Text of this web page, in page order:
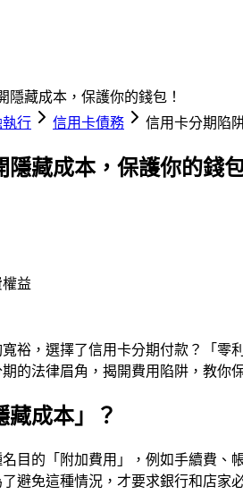
隱藏成本，保護你的錢包！
行 信用卡債務 信用卡分期陷
藏成本，保護你的錢包
益
裕，選擇了信用卡分期付款？「
的法律眉角，揭開費用陷阱，教你
藏成本」？
目的「附加費用」，例如手續費
避免這種情況，才要求銀行和店家